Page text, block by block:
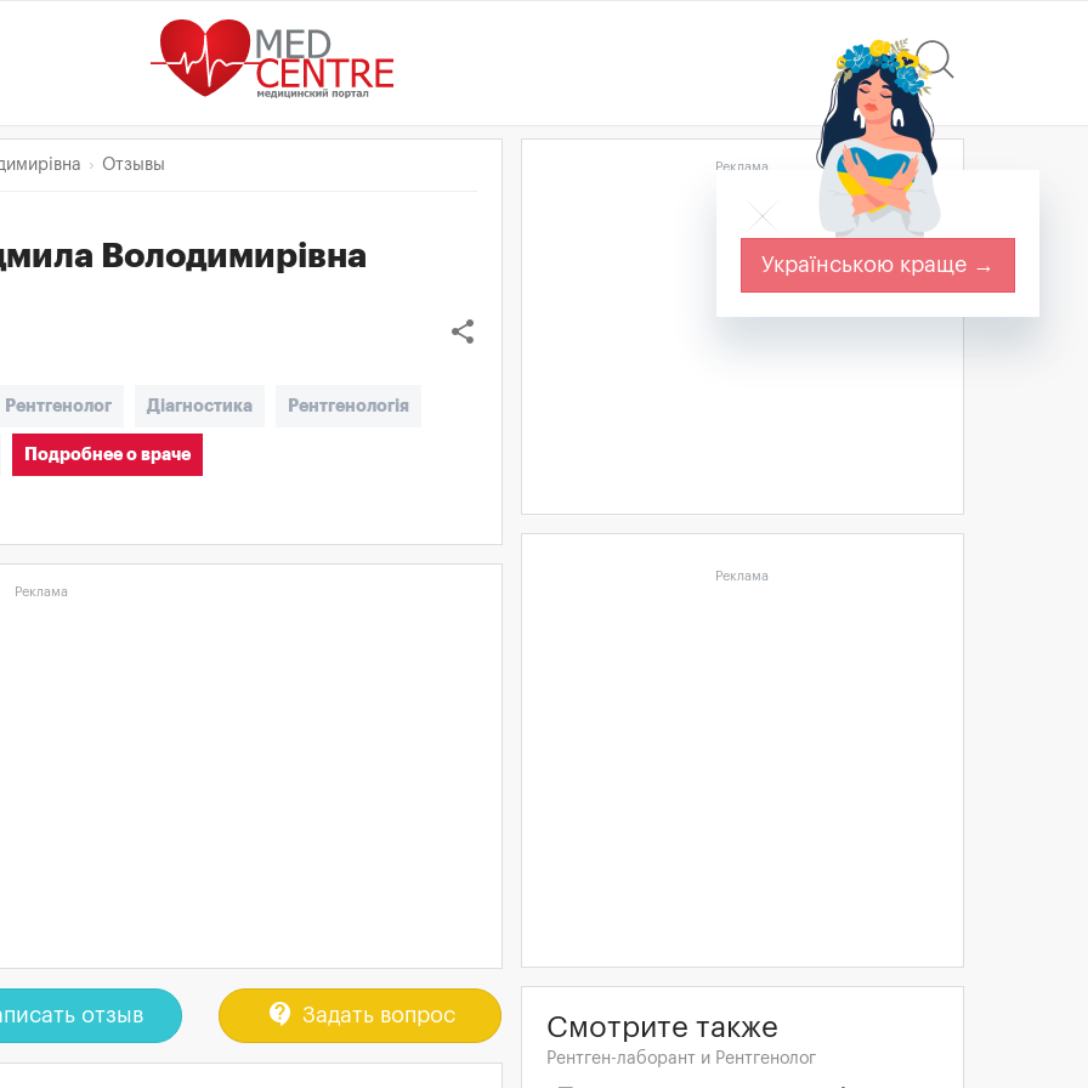
Отзывы
Володимирівна
share
Рентгенолог Діагностика Рентгенологія
Подробнее о враче
Реклама
отзыв contact_support Задать вопрос
Реклама
Реклама
Смотрите также
Рентген-лаборант и Рентгенолог
Українською краще →